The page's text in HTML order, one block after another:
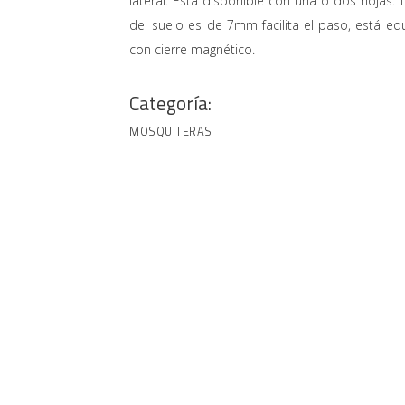
del suelo es de 7mm facilita el paso, está
con cierre magnético.
Categoría:
MOSQUITERAS